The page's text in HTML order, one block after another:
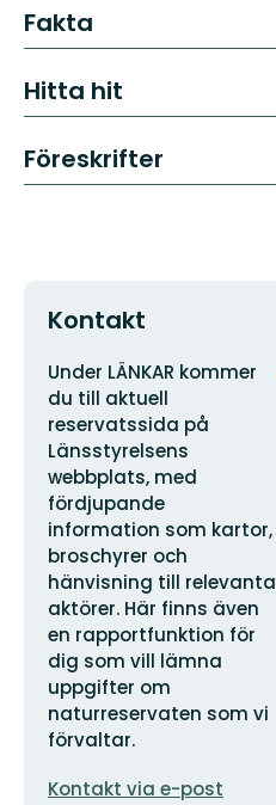
Fakta
Hitta hit
Föreskrifter
Kontakt
Adress
Under LÄNKAR kommer
du till aktuell
reservatssida på
Länsstyrelsens
webbplats, med
fördjupande
information som kartor,
broschyrer och
hänvisning till relevanta
aktörer. Här finns även
en rapportfunktion för
dig som vill lämna
uppgifter om
naturreservaten som vi
förvaltar.
postadress
Kontakt via e-post